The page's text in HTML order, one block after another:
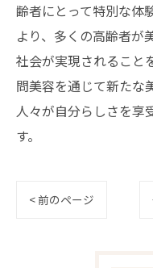
齢者にとって特別な体
より、多くの高齢者が
社会が実現されること
問美容を通じて新たな
人々が自分らしさを享
す。
< 前のページ